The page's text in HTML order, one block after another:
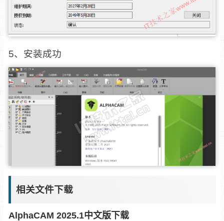
5、安装成功
相关文件下载
AlphaCAM 2025.1中文版下载